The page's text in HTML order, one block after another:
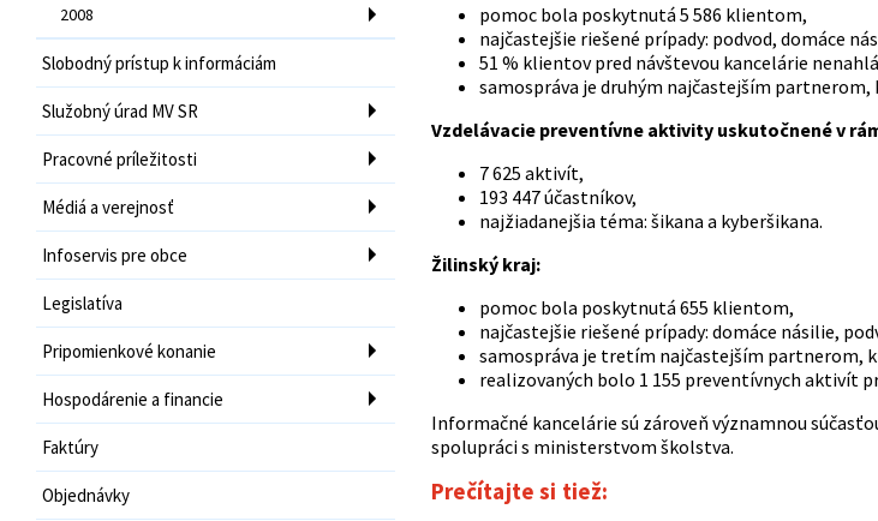
2008
Slobodný prístup k informáciám
Služobný úrad MV SR
Pracovné príležitosti
Médiá a verejnosť
Infoservis pre obce
Legislatíva
Pripomienkové konanie
Hospodárenie a financie
Faktúry
Objednávky
pomoc bola poskytnutá 5 586 klientom,
najčastejšie riešené prípady: podvod, domáce
51 % klientov pred návštevou kancelárie
samospráva je druhým najčastejším
Vzdelávacie preventívne aktivity uskutočnené v
7 625 aktivít,
193 447 účastníkov,
najžiadanejšia téma: šikana a kyberšikana.
Žilinský kraj:
pomoc bola poskytnutá 655 klientom,
najčastejšie riešené prípady: domáce násilie,
samospráva je tretím najčastejším partnerom,
realizovaných bolo 1 155 preventívnych aktivít
Informačné kancelárie sú zároveň významnou
spolupráci s ministerstvom školstva.
Prečítajte si tiež: